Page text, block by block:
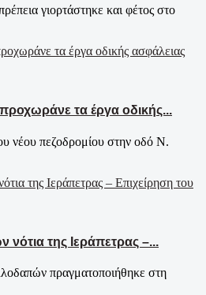
γιορτάστηκε και φέτος στο
τα έργα οδικής...
νέου πεζοδρομίου στην οδό Ν.
της Ιεράπετρας –...
πραγματοποιήθηκε στη